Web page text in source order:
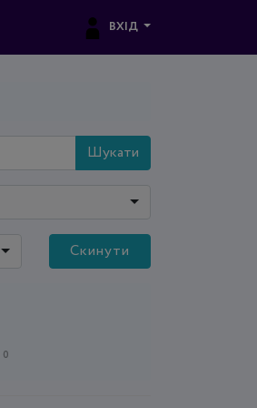
ВХІД
Шукати
Скинути
0